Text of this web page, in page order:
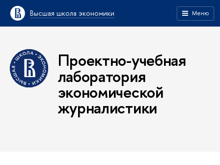
Высшая школа экономики Меню
Проектно-учебная
лаборатория
экономической
журналистики